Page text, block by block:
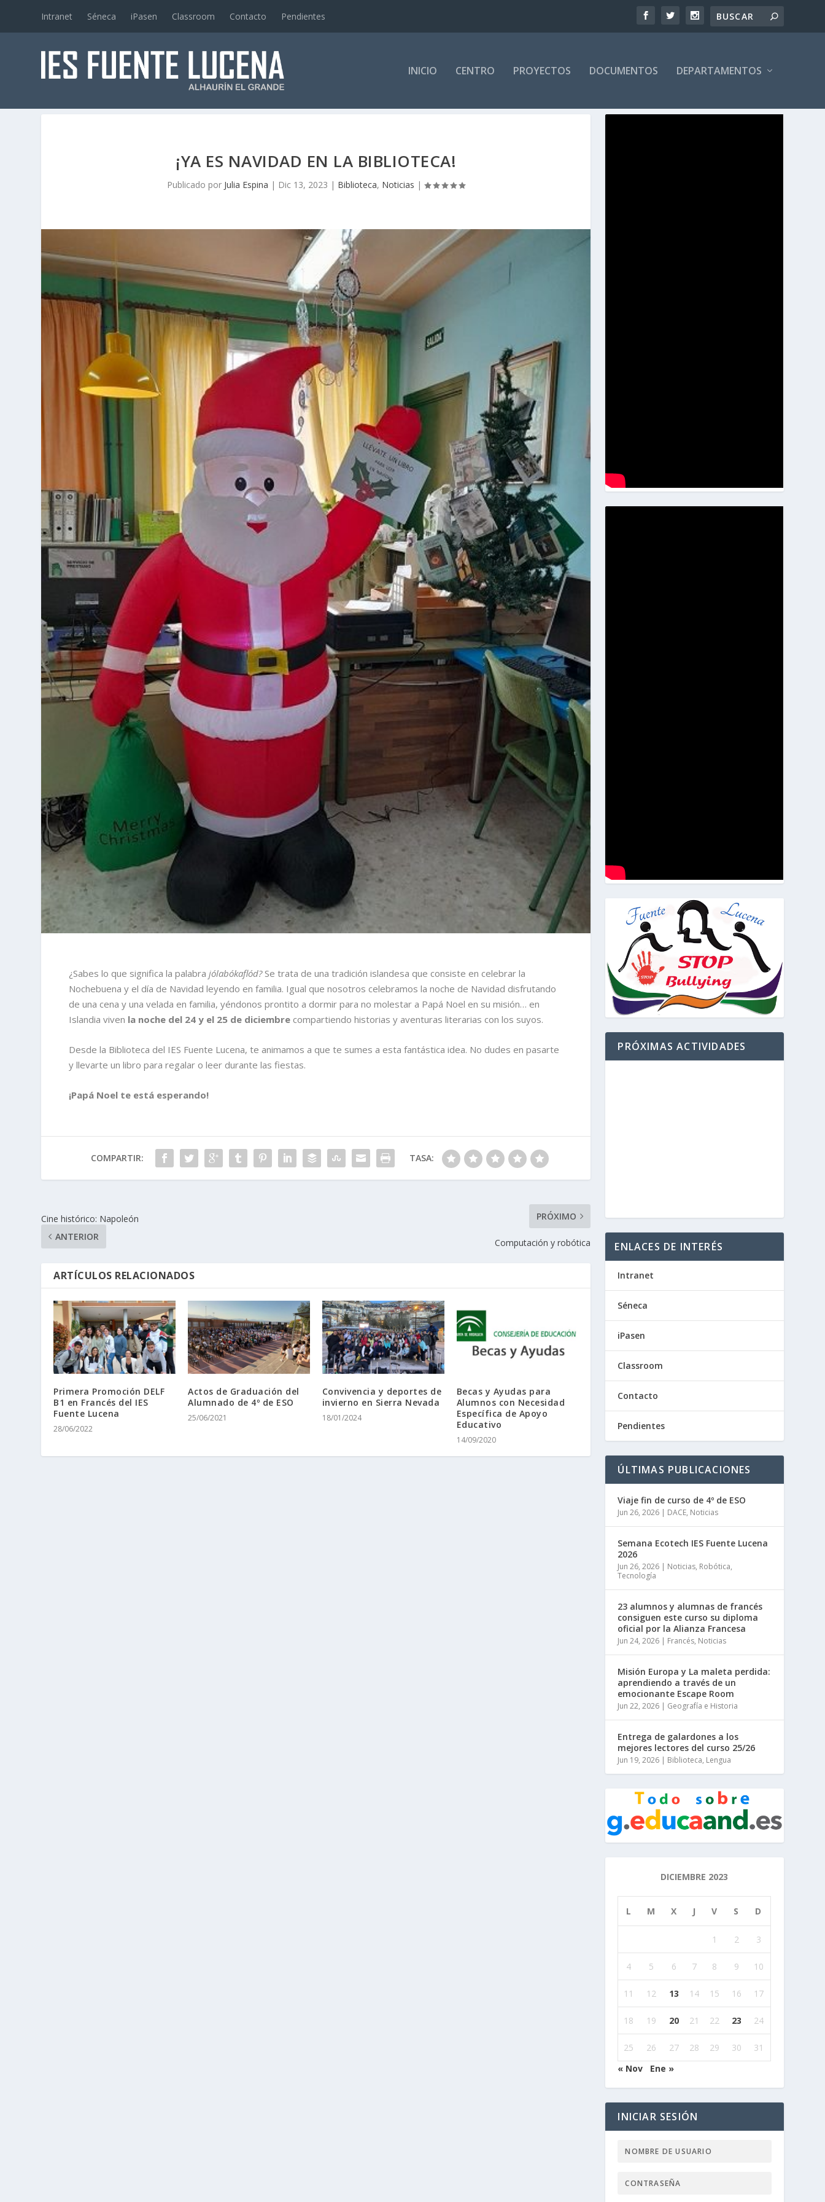
Intranet Séneca iPasen Classroom Contacto Pendientes
INICIO CENTRO PROYECTOS DOCUMENTOS DEPARTAMENTOS
¡YA ES NAVIDAD EN LA BIBLIOTECA!
Publicado por Julia Espina | Dic 13, 2023 | Biblioteca, Noticias |
¿Sabes lo que significa la palabra jólabókaflód? Se trata de una tradición islandesa que consiste en celebrar la
Nochebuena y el día de Navidad leyendo en familia. Igual que nosotros celebramos la noche de Navidad disfrutando
de una cena y una velada en familia, yéndonos prontito a dormir para no molestar a Papá Noel en su misión… en
Islandia viven la noche del 24 y el 25 de diciembre compartiendo historias y aventuras literarias con los suyos.
Desde la Biblioteca del IES Fuente Lucena, te animamos a que te sumes a esta fantástica idea. No dudes en pasarte
y llevarte un libro para regalar o leer durante las fiestas.
¡Papá Noel te está esperando!
COMPARTIR: TASA:
Cine histórico: Napoleón
ANTERIOR
PRÓXIMO
Computación y robótica
ARTÍCULOS RELACIONADOS
Primera Promoción DELF
B1 en Francés del IES
Fuente Lucena
28/06/2022
Actos de Graduación del
Alumnado de 4º de ESO
25/06/2021
Convivencia y deportes de
invierno en Sierra Nevada
18/01/2024
Becas y Ayudas para
Alumnos con Necesidad
Específica de Apoyo
Educativo
14/09/2020
PRÓXIMAS ACTIVIDADES
ENLACES DE INTERÉS
Intranet
Séneca
iPasen
Classroom
Contacto
Pendientes
ÚLTIMAS PUBLICACIONES
Viaje fin de curso de 4º de ESO
Jun 26, 2026 | DACE, Noticias
Semana Ecotech IES Fuente Lucena
2026
Jun 26, 2026 | Noticias, Robótica,
Tecnología
23 alumnos y alumnas de francés
consiguen este curso su diploma
oficial por la Alianza Francesa
Jun 24, 2026 | Francés, Noticias
Misión Europa y La maleta perdida:
aprendiendo a través de un
emocionante Escape Room
Jun 22, 2026 | Geografía e Historia
Entrega de galardones a los
mejores lectores del curso 25/26
Jun 19, 2026 | Biblioteca, Lengua
DICIEMBRE 2023
L M X J V S D
1 2 3
4 5 6 7 8 9 10
11 12 13 14 15 16 17
18 19 20 21 22 23 24
25 26 27 28 29 30
31
« Nov
Ene »
INICIAR SESIÓN